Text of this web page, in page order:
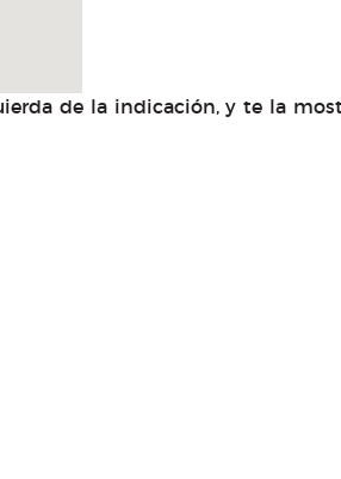
de la indicación, y te la